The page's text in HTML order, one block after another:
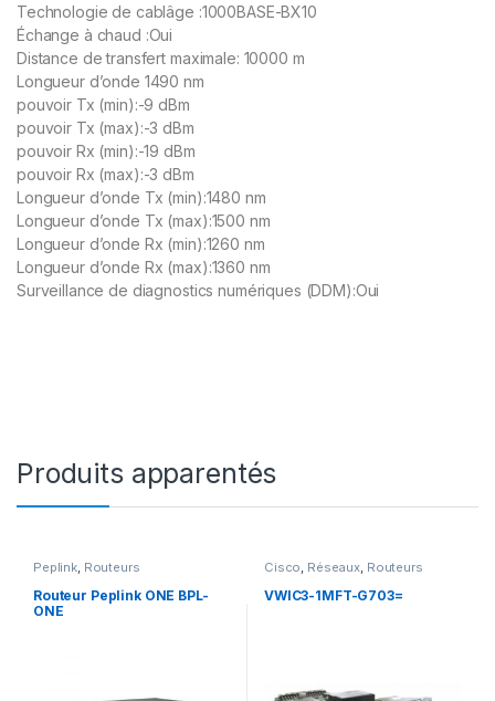
Technologie de cablâge :1000BASE-BX10
Échange à chaud :Oui
Distance de transfert maximale: 10000 m
Longueur d’onde 1490 nm
pouvoir Tx (min):-9 dBm
pouvoir Tx (max):-3 dBm
pouvoir Rx (min):-19 dBm
pouvoir Rx (max):-3 dBm
Longueur d’onde Tx (min):1480 nm
Longueur d’onde Tx (max):1500 nm
Longueur d’onde Rx (min):1260 nm
Longueur d’onde Rx (max):1360 nm
Surveillance de diagnostics numériques (DDM):Oui
Produits apparentés
Peplink, Routeurs
Routeur Peplink ONE BPL-
ONE
Cisco, Réseaux, Routeurs
VWIC3-1MFT-G703=